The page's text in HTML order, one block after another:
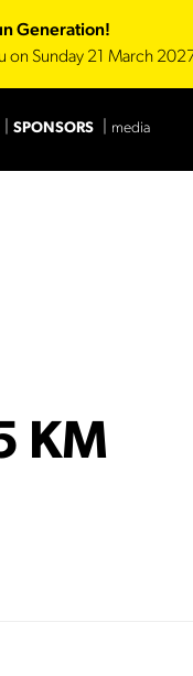
Generation!
Sunday 21 March
SPONSORS media
KM